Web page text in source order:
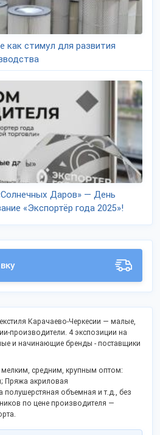
как стимул для развития
Даров» — День
«Экспортёр года 2025»!
Карачаево-Черкесии — малые,
производители. 4 экспозиции на
и начинающие бренды - поставщики
средним, крупным оптом:
Пряжа акриловая
полушерстяная объемная и т.д., без
по цене производителя —
официальный сайт и